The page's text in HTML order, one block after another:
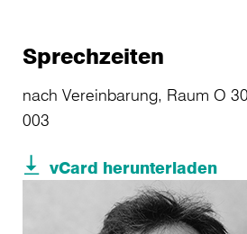
Sprechzeiten
nach Vereinbarung, Raum O
003
vCard herunterladen